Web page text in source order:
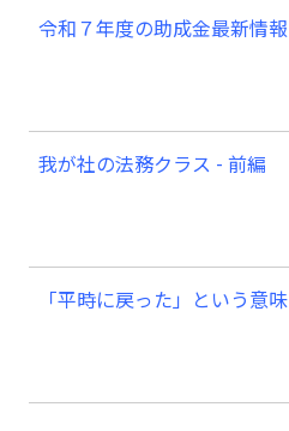
令和７年度の助成金最新情報
我が社の法務クラス - 前編
「平時に戻った」という意味